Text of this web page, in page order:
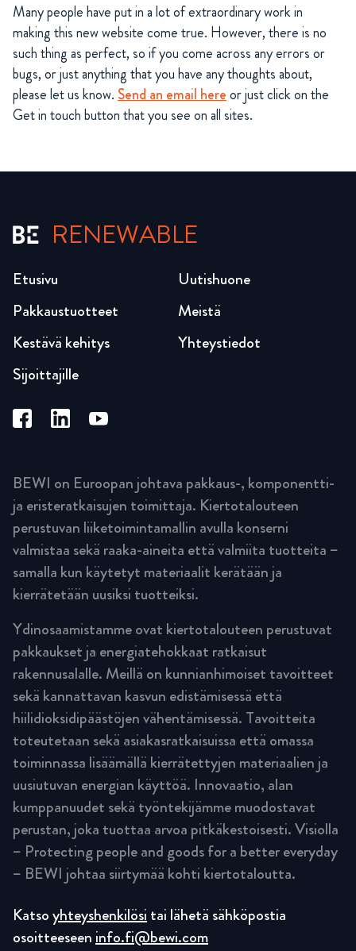
Many people have put in a lot of extraordinary work in
making this new website come true. However, there is no
such thing as perfect, so if you come across any errors or
bugs, or just anything that you have any thoughts about,
please let us know. Send an email hereor just click on the
Get in touch button that you see on all sites.
RENEWABLE
Etusivu
Pakkaustuotteet
Kestävä kehitys
Sijoittajille
Uutishuone
Meistä
Yhteystiedot
BEWI on Euroopan johtava pakkaus-, komponentti-
ja eristeratkaisujen toimittaja. Kiertotalouteen
perustuvan liiketoimintamallin avulla konserni
valmistaa sekä raaka-aineita että valmiita tuotteita –
samalla kun käytetyt materiaalit kerätään ja
kierrätetään uusiksi tuotteiksi.
Ydinosaamistamme ovat kiertotalouteen perustuvat
pakkaukset ja energiatehokkaat ratkaisut
rakennusalalle. Meillä on kunnianhimoiset tavoitteet
sekä kannattavan kasvun edistämisessä että
hiilidioksidipäästöjen vähentämisessä. Tavoitteita
toteutetaan sekä asiakasratkaisuissa että omassa
toiminnassa lisäämällä kierrätettyjen materiaalien ja
uusiutuvan energian käyttöä. Innovaatio, alan
kumppanuudet sekä työntekijämme muodostavat
perustan, joka tuottaa arvoa pitkäkestoisesti. Visiolla
– Protecting people and goods for a better everyday
– BEWI johtaa siirtymää kohti kiertotaloutta.
Katsoyhteyshenkilösi tai lähetä sähköpostia
osoitteeseen info.fi@bewi.com